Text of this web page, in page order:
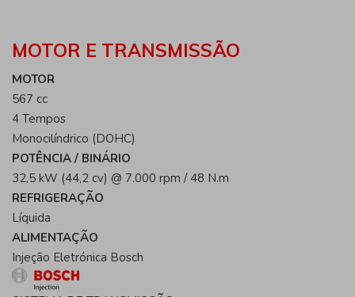
MOTOR E TRANSMISSÃO
MOTOR
567 cc
4 Tempos
Monocilíndrico (DOHC)
POTÊNCIA / BINÁRIO
32,5 kW (44,2 cv) @ 7.000 rpm / 48 N.m
REFRIGERAÇÃO
Líquida
ALIMENTAÇÃO
Injeção Eletrónica Bosch